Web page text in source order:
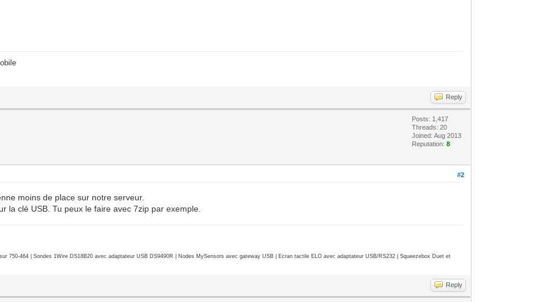
Reply
Posts: 1,417
Threads: 20
Joined: Aug 2013
Reputation:8
#2
moins de place sur notre serveur.
la clé USB. Tu peux le faire avec 7zip par exemple.
750-464 | Sondes 1Wire DS18B20 avec adaptateur USB DS9490R | Nodes MySensors avec gateway USB | Ecran tactile ELO avec adaptateur USB/RS232 | Squeezebox Duet et
Reply